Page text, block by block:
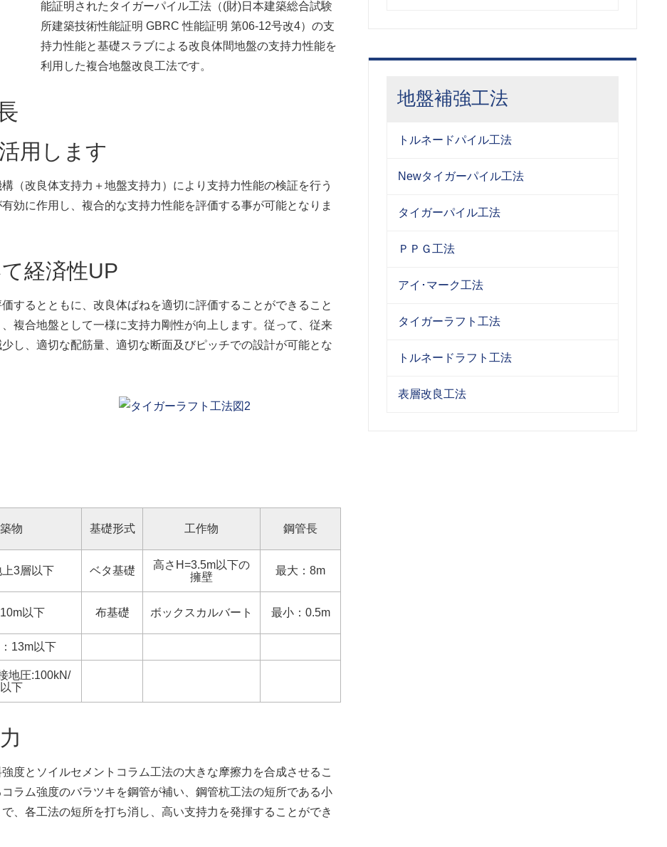
能証明されたタイガーパイル工法（(財)日本建築総合試験
所建築技術性能証明 GBRC 性能証明 第06-12号改4）の支
持力性能と基礎スラブによる改良体間地盤の支持力性能を
利用した複合地盤改良工法です。
用します
（改良体支持力＋地盤支持力）により支持力性能の検証を行う
効に作用し、複合的な支持力性能を評価する事が可能となりま
経済性UP
するとともに、改良体ばねを適切に評価することができること
複合地盤として一様に支持力剛性が向上します。従って、従来
し、適切な配筋量、適切な断面及びピッチでの設計が可能とな
物 基礎形式 工作物 鋼管長
上3層以下 ベタ基礎
高さH=3.5m以下の
擁壁
最大：8m
以下 布基礎 ボックスカルバート 最小：0.5m
13m以下
地圧:100kN/
下
度とソイルセメントコラム工法の大きな摩擦力を合成させるこ
ラム強度のバラツキを鋼管が補い、鋼管杭工法の短所である小
、各工法の短所を打ち消し、高い支持力を発揮することができ
地盤補強工法
トルネードパイル工法
Newタイガーパイル工法
タイガーパイル工法
ＰＰＧ工法
アイ･マーク工法
タイガーラフト工法
トルネードラフト工法
表層改良工法